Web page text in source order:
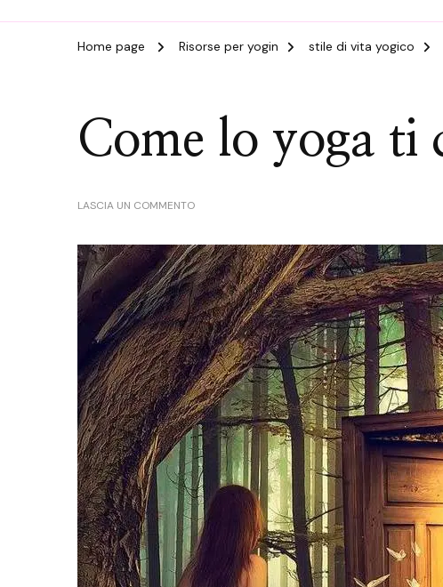
Home page Risorse per yogin stile di vita yogico
Come lo yoga ti
LASCIA UN COMMENTOSU
YOGA
TI
CAMBIA
LA
VITA